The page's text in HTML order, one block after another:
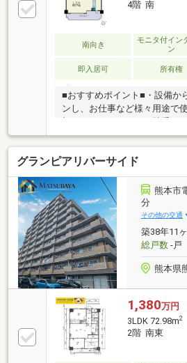
4階 南
南向き
モニタ付イン
ン
即入居可 所有権
■おすすめポイント■・設備か
ンし、お仕事など様々用途で
やすくなっております！・キ
プボードにより、収納充実(＾
暖房機あり◎・周辺環境は徒
ビニ、バス停等揃っており利
場一住戸一台確保可！令和8
ぜひご内覧ください☆
グランピアリバーサイド
熊本市
分
その他の交通
築38年11
総戸数-戸
熊本県
1,380万円
3LDK 72.98m2
2階 南東